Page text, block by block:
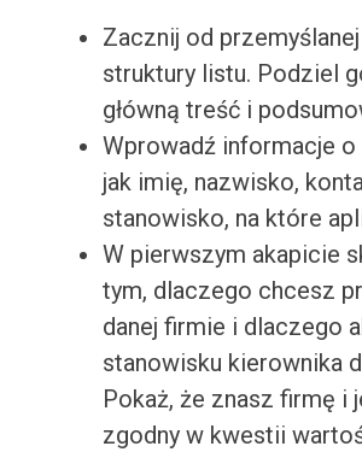
Zacznij od
struktury listu. Podziel
główną treść i
Wprowadź informacje o
jak imię, nazwisko,
stanowisko, na które
W pierwszym akapicie
tym, dlaczego chcesz
danej firmie i dlaczego
stanowisku kierownika
Pokaż, że znasz firmę i
zgodny w kwestii